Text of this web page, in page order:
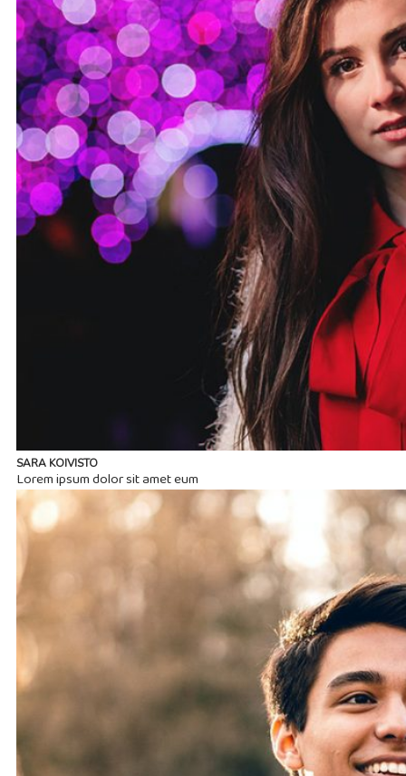
SARA KOIVISTO
Lorem ipsum dolor sit amet eum